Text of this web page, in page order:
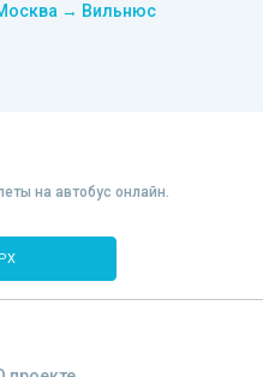
→ Вильнюс
на автобус онлайн.